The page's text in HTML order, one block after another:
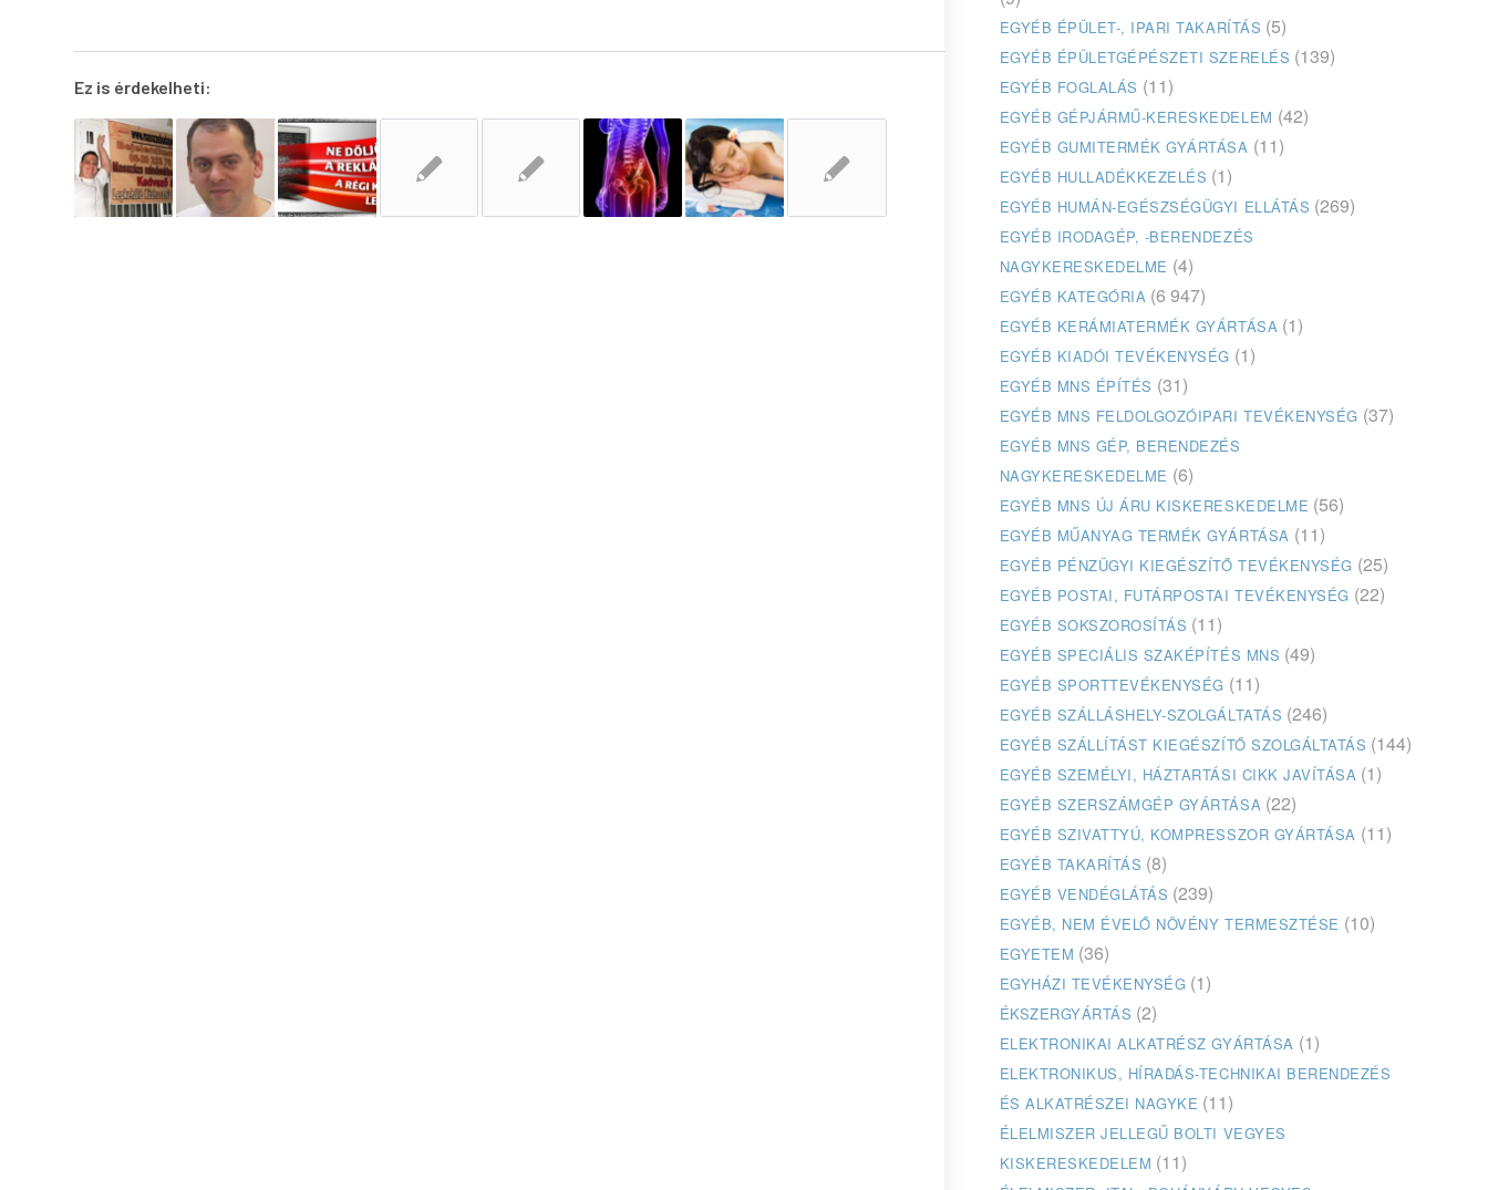
Ez is érdekelheti:
EGYÉB ÉPÜLET-, IPARI TAKARÍTÁS (5)
EGYÉB ÉPÜLETGÉPÉSZETI SZERELÉS (139)
EGYÉB FOGLALÁS (11)
EGYÉB GÉPJÁRMŰ-KERESKEDELEM (42)
EGYÉB GUMITERMÉK GYÁRTÁSA (11)
EGYÉB HULLADÉKKEZELÉS (1)
EGYÉB HUMÁN-EGÉSZSÉGÜGYI ELLÁTÁS (269)
EGYÉB IRODAGÉP, -BERENDEZÉS
NAGYKERESKEDELME (4)
EGYÉB KATEGÓRIA (6 947)
EGYÉB KERÁMIATERMÉK GYÁRTÁSA (1)
EGYÉB KIADÓI TEVÉKENYSÉG (1)
EGYÉB MNS ÉPÍTÉS (31)
EGYÉB MNS FELDOLGOZÓIPARI TEVÉKENYSÉG (37)
EGYÉB MNS GÉP, BERENDEZÉS
NAGYKERESKEDELME (6)
EGYÉB MNS ÚJ ÁRU KISKERESKEDELME (56)
EGYÉB MŰANYAG TERMÉK GYÁRTÁSA (11)
EGYÉB PÉNZÜGYI KIEGÉSZÍTŐ TEVÉKENYSÉG (25)
EGYÉB POSTAI, FUTÁRPOSTAI TEVÉKENYSÉG (22)
EGYÉB SOKSZOROSÍTÁS (11)
EGYÉB SPECIÁLIS SZAKÉPÍTÉS MNS (49)
EGYÉB SPORTTEVÉKENYSÉG (11)
EGYÉB SZÁLLÁSHELY-SZOLGÁLTATÁS (246)
EGYÉB SZÁLLÍTÁST KIEGÉSZÍTŐ SZOLGÁLTATÁS (144)
EGYÉB SZEMÉLYI, HÁZTARTÁSI CIKK JAVÍTÁSA (1)
EGYÉB SZERSZÁMGÉP GYÁRTÁSA (22)
EGYÉB SZIVATTYÚ, KOMPRESSZOR GYÁRTÁSA (11)
EGYÉB TAKARÍTÁS (8)
EGYÉB VENDÉGLÁTÁS (239)
EGYÉB, NEM ÉVELŐ NÖVÉNY TERMESZTÉSE (10)
EGYETEM (36)
EGYHÁZI TEVÉKENYSÉG (1)
ÉKSZERGYÁRTÁS (2)
ELEKTRONIKAI ALKATRÉSZ GYÁRTÁSA (1)
ELEKTRONIKUS, HÍRADÁS-TECHNIKAI BERENDEZÉS
ÉS ALKATRÉSZEI NAGYKE (11)
ÉLELMISZER JELLEGŰ BOLTI VEGYES
KISKERESKEDELEM (11)